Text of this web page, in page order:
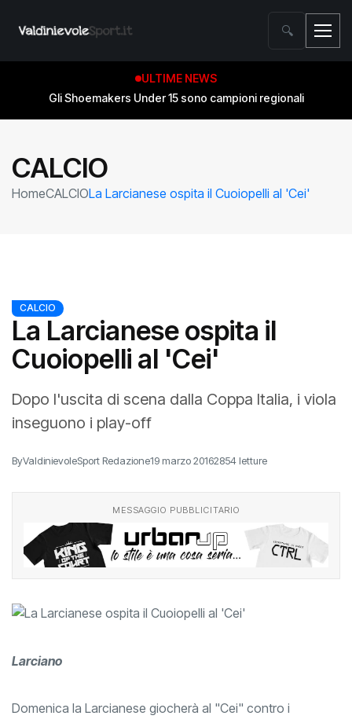
🔍
ULTIME NEWS
Gli Shoemakers Under 15 sono campioni regionali
CALCIO
HomeCALCIOLa Larcianese ospita il Cuoiopelli al 'Cei'
CALCIO
La Larcianese ospita il
Cuoiopelli al 'Cei'
Dopo l'uscita di scena dalla Coppa Italia, i viola
inseguono i play-off
ByValdinievoleSport Redazione19 marzo 20162854 letture
MESSAGGIO PUBBLICITARIO
Larciano
Domenica la Larcianese giocherà al "Cei" contro i